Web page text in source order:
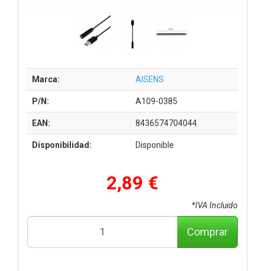
Marca: AISENS
P/N: A109-0385
EAN: 8436574704044
Disponibilidad: Disponible
2,89 €
*IVA Incluido
Comprar